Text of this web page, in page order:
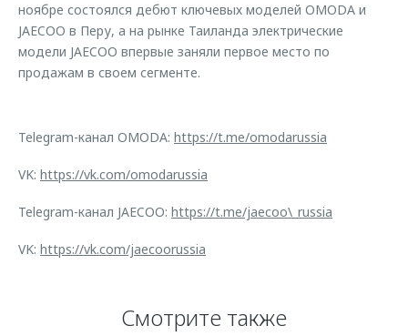
ноябре состоялся дебют ключевых моделей OMODA и
JAECOO в Перу, а на рынке Таиланда электрические
модели JAECOO впервые заняли первое место по
продажам в своем сегменте.
Telegram-канал OMODA: https://t.me/omodarussia
VK: https://vk.com/omodarussia
Telegram-канал JAECOO: https://t.me/jaecoo\_russia
VK: https://vk.com/jaecoorussia
Смотрите также